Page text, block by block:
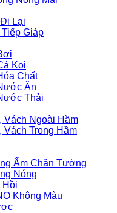
Lại
Giáp
Koi
Chất
Ăn
Thải
Vách Ngoài Hầm
Vách Trong Hầm
Ẩm Chân Tường
Nóng
Hồi
Không Màu